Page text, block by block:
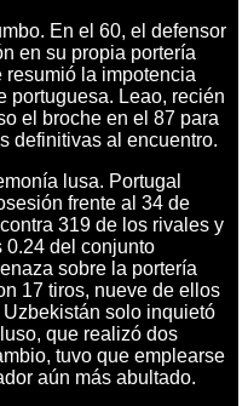
En el 60, el defensor
en su propia portería
resumió la impotencia
portuguesa. Leao, recién
el broche en el 87 para
definitivas al encuentro.
lusa. Portugal
frente al 34 de
319 de los rivales y
0.24 del conjunto
sobre la portería
17 tiros, nueve de ellos
solo inquietó
que realizó dos
tuvo que emplearse
aún más abultado.